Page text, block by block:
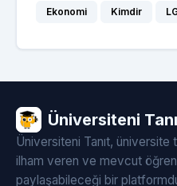
Ekonomi Kimdir
Üniversiteni
Üniversiteni Tanıt,
ilham veren ve mevcut
paylaşabileceği bir